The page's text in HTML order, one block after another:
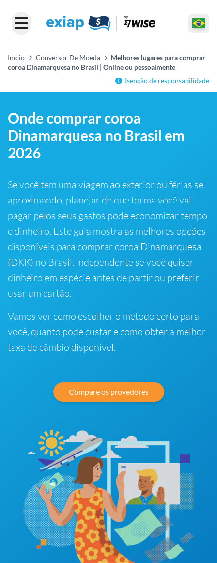
Início Conversor De Moeda
Melhores lugares para comprar
coroa Dinamarquesa no Brasil | Online ou pessoalmente
Isenção de responsabilidade
Onde comprar coroa
Dinamarquesa no Brasil em
2026
Se você tem uma viagem ao exterior ou férias se
aproximando, planejar de que forma você vai
pagar pelos seus gastos pode economizar tempo
e dinheiro. Este guia mostra as melhores opções
disponíveis para comprar coroa Dinamarquesa
(DKK) no Brasil, independente se você quiser
dinheiro em espécie antes de partir ou preferir
usar um cartão.
Vamos ver como escolher o método certo para
você, quanto pode custar e como obter a melhor
taxa de câmbio disponível.
Compare os provedores